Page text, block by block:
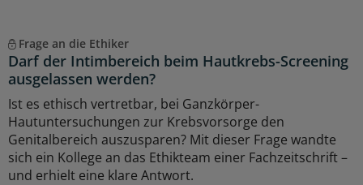
Frage an die Ethiker
Darf der Intimbereich beim Hautkrebs-Screening
ausgelassen werden?
Ist es ethisch vertretbar, bei Ganzkörper-
Hautuntersuchungen zur Krebsvorsorge den
Genitalbereich auszusparen? Mit dieser Frage wandte
sich ein Kollege an das Ethikteam einer Fachzeitschrift –
und erhielt eine klare Antwort.